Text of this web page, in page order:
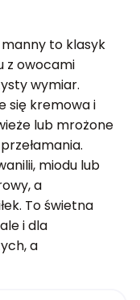
to klasyk
z owocami
wymiar.
się kremowa i
lub mrożone
miodu lub
a
To świetna
i dla
a